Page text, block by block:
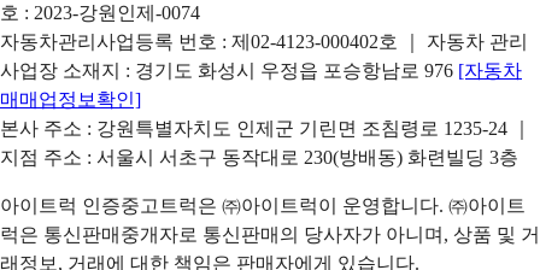
호 : 2023-강원인제-0074
자동차관리사업등록 번호 : 제02-4123-000402호 ｜ 자동차 관리
사업장 소재지 : 경기도 화성시 우정읍 포승항남로 976 [자동차
매매업정보확인]
본사 주소 : 강원특별자치도 인제군 기린면 조침령로 1235-24 ｜
지점 주소 : 서울시 서초구 동작대로 230(방배동) 화련빌딩 3층
아이트럭 인증중고트럭은 ㈜아이트럭이 운영합니다. ㈜아이트
럭은 통신판매중개자로 통신판매의 당사자가 아니며, 상품 및 거
래정보, 거래에 대한 책임은 판매자에게 있습니다.